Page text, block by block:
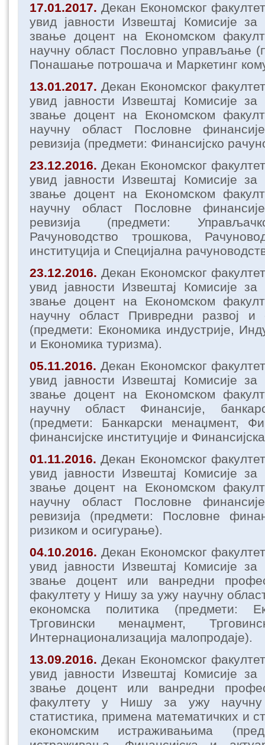
17.01.2017. Декан Економског
увид јавности Извештај Комисије
звање доцент на Економском
научну област Пословно управљање
Понашање потрошача и Маркетинг
13.01.2017. Декан Економског
увид јавности Извештај Комисије
звање доцент на Економском
научну област Пословне
ревизија (предмети: Финансијско
23.12.2016. Декан Економског
увид јавности Извештај Комисије
звање доцент на Економском
научну област Пословне
ревизија (предмети:
Рачуноводство трошкова,
институција и Специјална
23.12.2016. Декан Економског
увид јавности Извештај Комисије
звање доцент на Економском
научну област Привредни развој и
(предмети: Економика индустрије,
и Економика туризма).
05.11.2016. Декан Економског
увид јавности Извештај Комисије
звање доцент на Економском
научну област Финансије,
(предмети: Банкарски менаџмент,
финансијске институције и
01.11.2016. Декан Економског
увид јавности Извештај Комисије
звање доцент на Економском
научну област Пословне
ревизија (предмети: Пословне
ризиком и осигурање).
04.10.2016. Декан Економског
увид јавности Извештај Комисије
звање доцент или ванредни
факултету у Нишу за ужу научну
економска политика (предмети:
Трговински менаџмент,
Интернационализација малопродаје).
13.09.2016. Декан Економског
увид јавности Извештај Комисије
звање доцент или ванредни
факултету у Нишу за ужу научну
статистика, примена математичких и
економским истраживањима